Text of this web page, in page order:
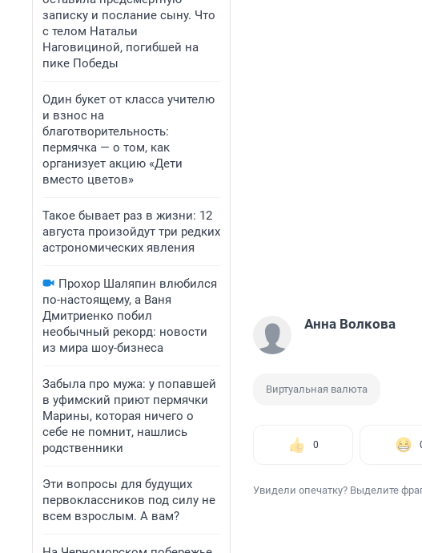
записку и послание сыну. Что
с телом Натальи
Наговициной, погибшей на
пике Победы
Один букет от класса учителю
и взнос на
благотворительность:
пермячка — о том, как
организует акцию «Дети
вместо цветов»
Такое бывает раз в жизни: 12
августа произойдут три редких
астрономических явления
Прохор Шаляпин влюбился
по-настоящему, а Ваня
Дмитриенко побил
необычный рекорд: новости
из мира шоу-бизнеса
Забыла про мужа: у попавшей
в уфимский приют пермячки
Марины, которая ничего о
себе не помнит, нашлись
родственники
Эти вопросы для будущих
первоклассников под силу не
всем взрослым. А вам?
Анна Волкова
Виртуальная валюта
0
Увидели опечатку? Выделите